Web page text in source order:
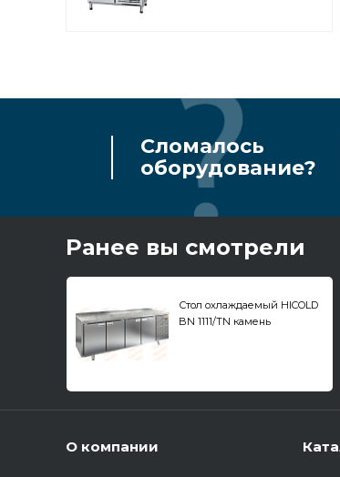
Сломалось
оборудование?
Ранее вы смотрели
Стол охлаждаемый HICOLD
BN 1111/TN камень
О компании